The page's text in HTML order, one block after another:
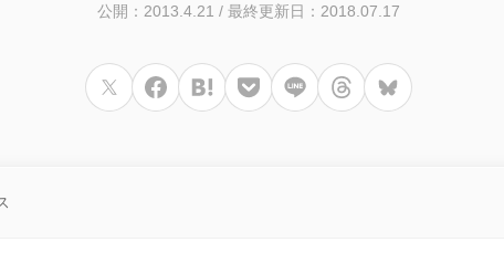
公開：2013.4.21 / 最終更新日：2018.07.17